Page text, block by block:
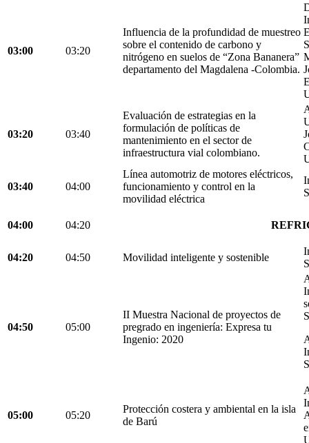
03:00 03:20
Influencia de la profundidad de muestreo
sobre el contenido de carbono y
nitrógeno en suelos de “Zona Bananera”
departamento del Magdalena -Colombia.
03:20 03:40
Evaluación de estrategias en la
formulación de políticas de
mantenimiento en el sector de
infraestructura vial colombiano.
03:40 04:00
Línea automotriz de motores eléctricos,
funcionamiento y control en la
movilidad eléctrica
04:00 04:20
04:20 04:50 Movilidad inteligente y sostenible
04:50 05:00
II Muestra Nacional de proyectos de
pregrado en ingeniería: Expresa tu
Ingenio: 2020
05:00 05:20
Protección costera y ambiental en la isla
de Barú